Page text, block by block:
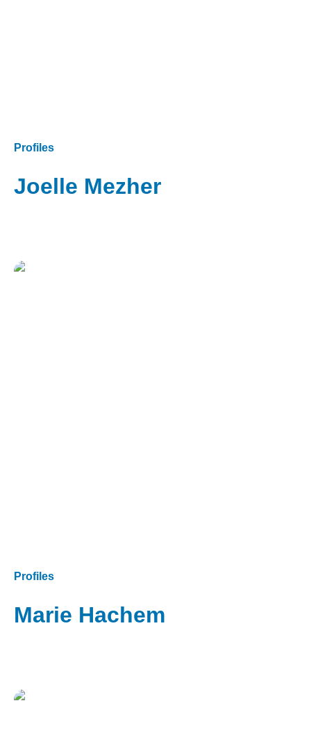
Profiles
Joelle Mezher
Profiles
Marie Hachem